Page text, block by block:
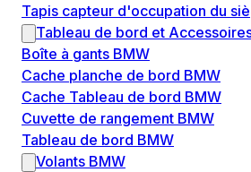
Tapis capteur d'occupation du
Tableau de bord et
Boîte à gants BMW
Cache planche de bord BMW
Cache Tableau de bord BMW
Cuvette de rangement BMW
Tableau de bord BMW
Volants BMW